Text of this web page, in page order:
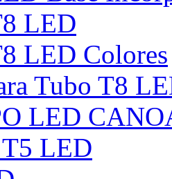
LED
LED Colores
Tubo T8
LED
LED